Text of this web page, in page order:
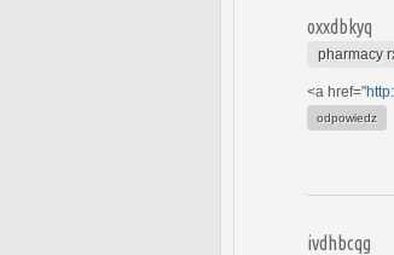
oxxdbkyq
pharmacy
<a href="
odpowiedz
ivdhbcqg